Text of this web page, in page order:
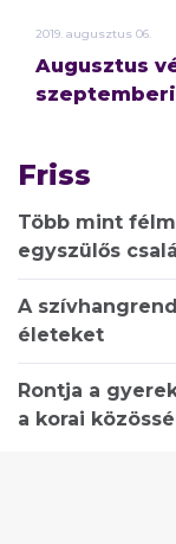
2019. augusztus 06.
Augusztus
Friss
Több mint
egyszülős
A
életeket
Rontja a
a korai